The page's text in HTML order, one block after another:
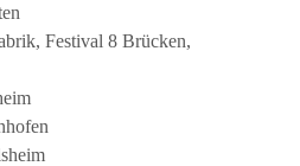
Festival 8 Brücken,